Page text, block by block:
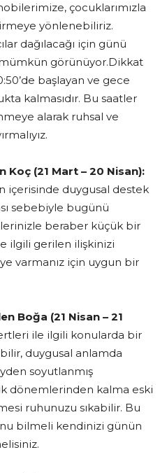
çocuklarımızla
yönlenebiliriz.
dağılacağı için günü
görünüyor.Dikkat
başlayan ve gece
kalmasıdır. Bu saatler
alarak ruhsal ve
Koç (21 Mart – 20 Nisan):
içerisinde duygusal destek
sebebiyle bugünü
beraber küçük bir
ilgili gerilen ilişkinizi
varmanız için uygun bir
Boğa (21 Nisan – 21
ile ilgili konularda bir
duygusal anlamda
soyutlanmış
dönemlerinden kalma eski
ruhunuzu sıkabilir. Bu
bilmeli kendinizi günün